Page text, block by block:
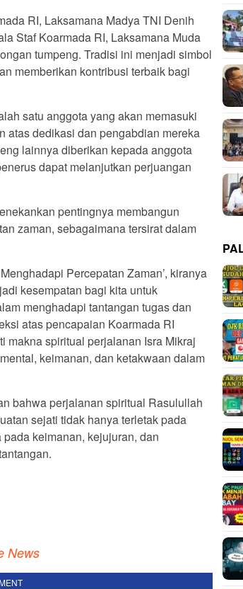
RI, Laksamana Madya TNI Denih
Staf Koarmada RI, Laksamana Muda
tumpeng. Tradisi ini menjadi simbol
memberikan kontribusi terbaik bagi
satu anggota yang akan memasuki
atas dedikasi dan pengabdian mereka
lainnya diberikan kepada anggota
dapat melanjutkan perjuangan
pentingnya membangun
zaman, sebagaimana tersirat dalam
Percepatan Zaman’, kiranya
kesempatan bagi kita untuk
menghadapi tantangan tugas dan
atas pencapaian Koarmada RI
makna spiritual perjalanan Isra Mikraj
keimanan, dan ketakwaan dalam
bahwa perjalanan spiritual Rasulullah
sejati tidak hanya terletak pada
keimanan, kejujuran, dan
News